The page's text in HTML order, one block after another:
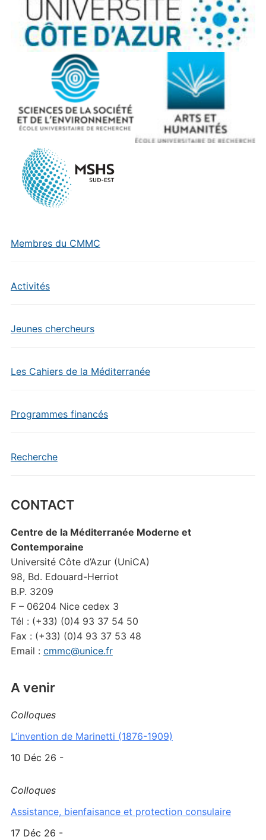
Membres du CMMC
Activités
Jeunes chercheurs
Les Cahiers de la Méditerranée
Programmes financés
Recherche
CONTACT
Centre de la Méditerranée Moderne et
Contemporaine
Université Côte d’Azur (UniCA)
98, Bd. Edouard-Herriot
B.P. 3209
F – 06204 Nice cedex 3
Tél : (+33) (0)4 93 37 54 50
Fax : (+33) (0)4 93 37 53 48
Email : cmmc@unice.fr
A venir
Colloques
L’invention de Marinetti (1876-1909)
10 Déc 26 -
Colloques
Assistance, bienfaisance et protection consulaire
17 Déc 26 -